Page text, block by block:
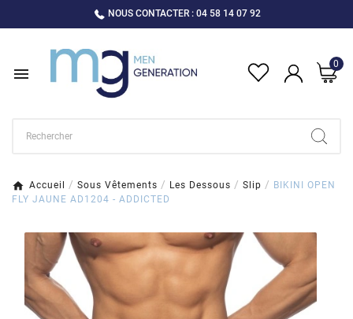
NOUS CONTACTER : 04 58 14 07 92

0
Accueil Sous Vêtements Les Dessous Slip
BIKINI OPEN
FLY JAUNE AD1204 - ADDICTED